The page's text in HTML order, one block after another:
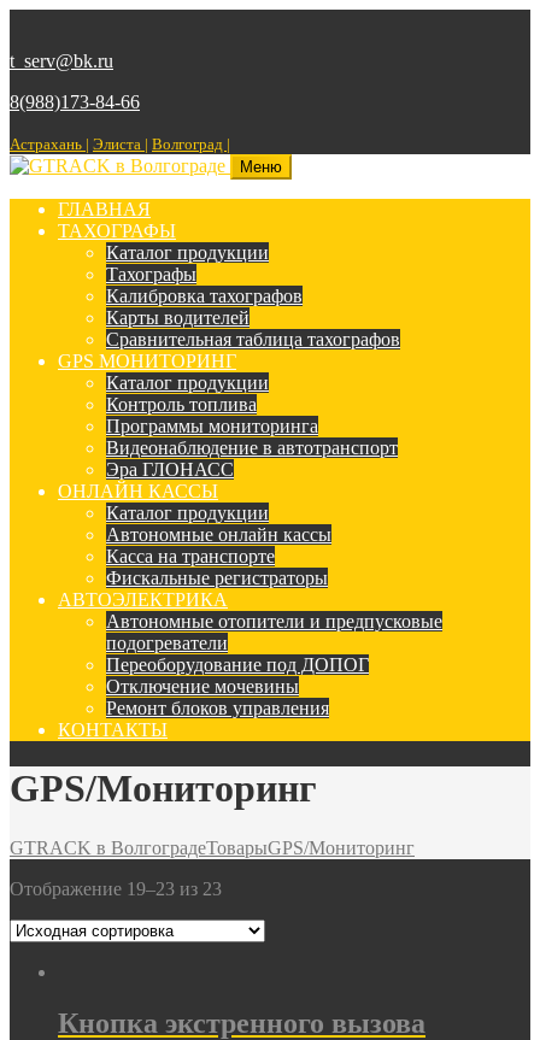
t_serv@bk.ru
8(988)173-84-66
Астрахань | Элиста | Волгоград |
Меню
ГЛАВНАЯ
ТАХОГРАФЫ
Каталог продукции
Тахографы
Калибровка тахографов
Карты водителей
Сравнительная таблица тахографов
GPS МОНИТОРИНГ
Каталог продукции
Контроль топлива
Программы мониторинга
Видеонаблюдение в автотранспорт
Эра ГЛОНАСС
ОНЛАЙН КАССЫ
Каталог продукции
Автономные онлайн кассы
Касса на транспорте
Фискальные регистраторы
АВТОЭЛЕКТРИКА
Автономные отопители и предпусковые
подогреватели
Переоборудование под ДОПОГ
Отключение мочевины
Ремонт блоков управления
КОНТАКТЫ
GPS/Мониторинг
GTRACK в ВолгоградеТоварыGPS/Мониторинг
Отображение 19–23 из 23
Кнопка экстренного вызова